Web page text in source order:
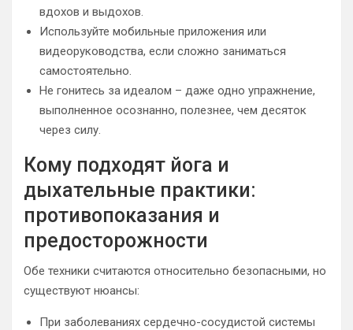
вдохов и выдохов.
Используйте мобильные приложения или
видеоруководства, если сложно заниматься
самостоятельно.
Не гонитесь за идеалом – даже одно упражнение,
выполненное осознанно, полезнее, чем десяток
через силу.
Кому подходят йога и
дыхательные практики:
противопоказания и
предосторожности
Обе техники считаются относительно безопасными, но
существуют нюансы:
При заболеваниях сердечно-сосудистой системы